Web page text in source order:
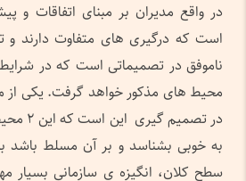
است که درگیری های متفاوت دارند و
ناموفق در تصمیماتی است که در
محیط های مذکور خواهد گرفت. یکی از
در
به خوبی بشناسد و بر آن مسلط باشد
سطح کلان، انگیزه ی سازمانی بسیار